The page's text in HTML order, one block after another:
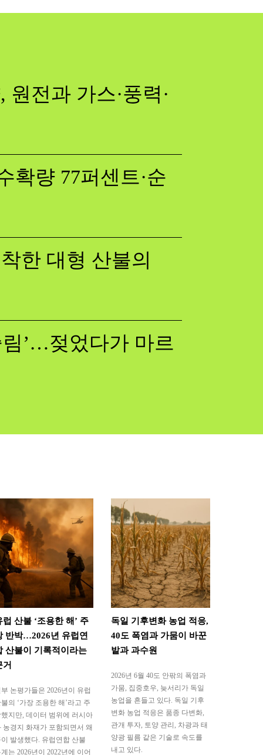
전과 가스·풍력·
확량 77퍼센트·순
한 대형 산불의
림’…젖었다가 마르
럽 산불 ‘조용한 해’ 주
반박…2026년 유럽연
산불이 기록적이라는
거
논평가들은 2026년이 유럽
의 ‘가장 조용한 해’라고 주
지만, 데이터 범위에 러시아
농경지 화재가 포함되면서 왜
발생했다. 유럽연합 산불
는 2026년이 2022년에 이어
독일 기후변화 농업 적응,
40도 폭염과 가뭄이 바꾼
밭과 과수원
2026년 6월 40도 안팎의 폭염과
가뭄, 집중호우, 늦서리가 독일
농업을 흔들고 있다. 독일 기후
변화 농업 적응은 품종 다변화,
관개 투자, 토양 관리, 차광과 태
양광 필름 같은 기술로 속도를
내고 있다.